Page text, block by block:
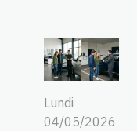
Lundi
04/05/2026